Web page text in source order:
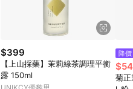
$399
【上山採藥】茉莉綠茶調理平衡
露 150ml
降價
菊正